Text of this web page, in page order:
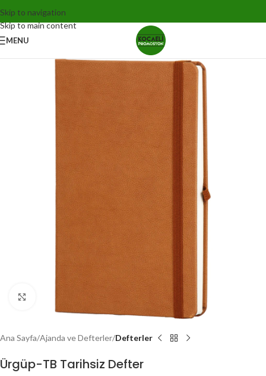
Skip to navigation
Skip to main content
MENU
Ana Sayfa Ajanda ve Defterler Defterler
Ürgüp-TB Tarihsiz Defter